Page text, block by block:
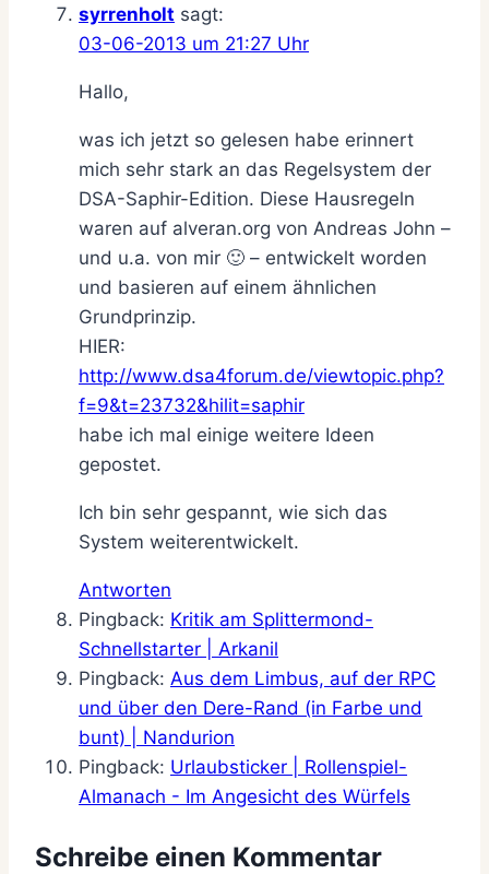
syrrenholt sagt:
03-06-2013 um 21:27 Uhr
Hallo,
was ich jetzt so gelesen habe erinnert
mich sehr stark an das Regelsystem der
DSA-Saphir-Edition. Diese Hausregeln
waren auf alveran.org von Andreas John –
und u.a. von mir 🙂 – entwickelt worden
und basieren auf einem ähnlichen
Grundprinzip.
HIER:
http://www.dsa4forum.de/viewtopic.php?
f=9&t=23732&hilit=saphir
habe ich mal einige weitere Ideen
gepostet.
Ich bin sehr gespannt, wie sich das
System weiterentwickelt.
Antworten
Pingback: Kritik am Splittermond-
Schnellstarter | Arkanil
Pingback: Aus dem Limbus, auf der RPC
und über den Dere-Rand (in Farbe und
bunt) | Nandurion
Pingback: Urlaubsticker | Rollenspiel-
Almanach - Im Angesicht des Würfels
Schreibe einen Kommentar